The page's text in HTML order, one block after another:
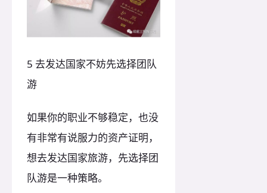
5 去发达国家不妨先选择团队
游
如果你的职业不够稳定，也没
有非常有说服力的资产证明，
想去发达国家旅游，先选择团
队游是一种策略。